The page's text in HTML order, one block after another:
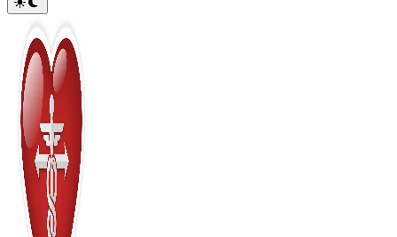
на
тёмный
режим